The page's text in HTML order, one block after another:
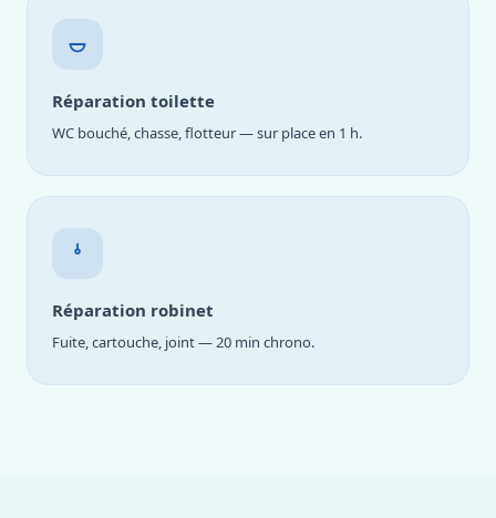
Réparation toilette
WC bouché, chasse, flotteur — sur place en 1 h.
Réparation robinet
Fuite, cartouche, joint — 20 min chrono.